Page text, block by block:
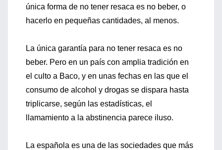
única forma de no tener resaca es no beber, o
hacerlo en pequeñas cantidades, al menos.
La única garantía para no tener resaca es no
beber. Pero en un país con amplia tradición en
el culto a Baco, y en unas fechas en las que el
consumo de alcohol y drogas se dispara hasta
triplicarse, según las estadísticas, el
llamamiento a la abstinencia parece iluso.
La española es una de las sociedades que más